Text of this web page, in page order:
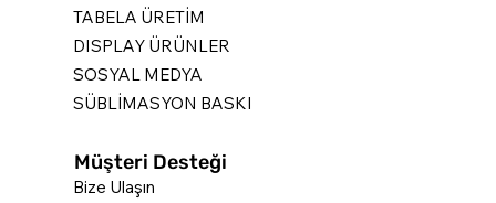
Bize Ulaşın
Müşteri Desteği
TABELA ÜRETİM
DISPLAY ÜRÜNLER
SOSYAL MEDYA
SÜBLİMASYON BASKI